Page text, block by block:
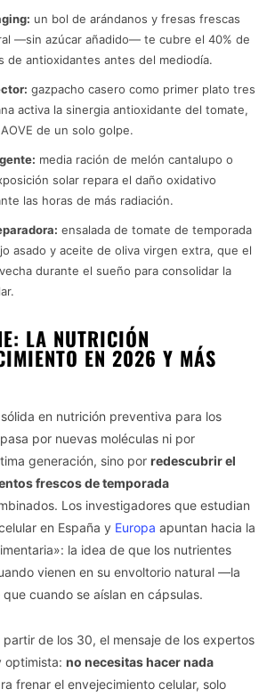
un bol de arándanos y fresas frescas
—sin azúcar añadido— te cubre el 40% de
de antioxidantes antes del mediodía.
gazpacho casero como primer plato tres
activa la sinergia antioxidante del tomate,
de un solo golpe.
media ración de melón cantalupo o
solar repara el daño oxidativo
las horas de más radiación.
ensalada de tomate de temporada
asado y aceite de oliva virgen extra, que el
durante el sueño para consolidar la
LA NUTRICIÓN
EN 2026 Y MÁS
en nutrición preventiva para los
por nuevas moléculas ni por
generación, sino por redescubrir el
frescos de temporada
Los investigadores que estudian
en España y Europa apuntan hacia la
la idea de que los nutrientes
vienen en su envoltorio natural —la
cuando se aíslan en cápsulas.
partir de los 30, el mensaje de los expertos
optimista: no necesitas hacer nada
frenar el envejecimiento celular, solo